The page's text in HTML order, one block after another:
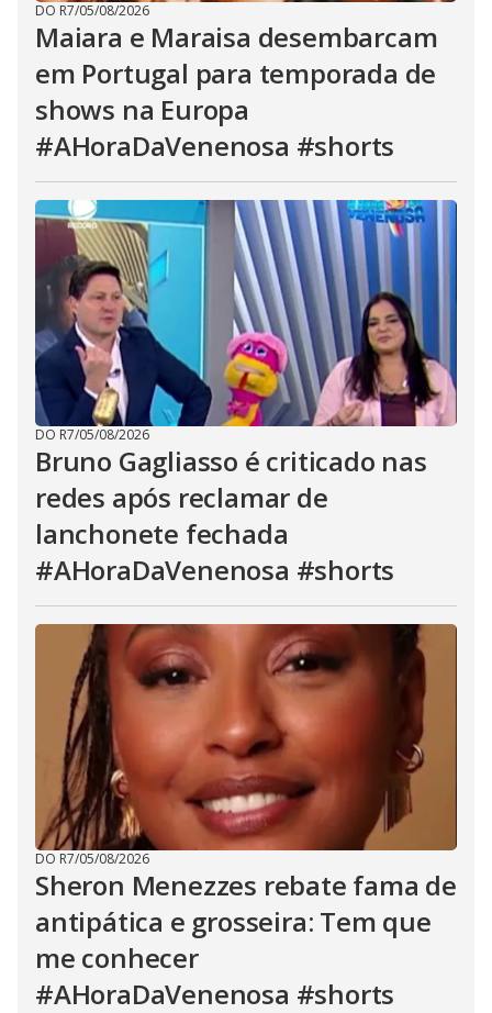
DO R7/05/08/2026
Maiara e Maraisa desembarcam
em Portugal para temporada de
shows na Europa
#AHoraDaVenenosa #shorts
DO R7/05/08/2026
Bruno Gagliasso é criticado nas
redes após reclamar de
lanchonete fechada
#AHoraDaVenenosa #shorts
DO R7/05/08/2026
Sheron Menezzes rebate fama de
antipática e grosseira: Tem que
me conhecer
#AHoraDaVenenosa #shorts